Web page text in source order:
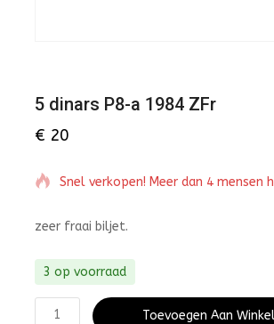
5 dinars P8-a 1984 ZFr
€ 20
Snel verkopen! Meer dan 4 mensen
zeer fraai biljet.
3 op voorraad
Toevoegen Aan